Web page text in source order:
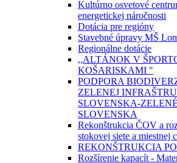
Kultúrno osvetové
energetickej náročnosti
Dotácia pre regióny
Stavebné úpravy MŠ
Regionálne dotácie
,,ALTÁNOK V
KOŠARISKAMI "
PODPORA
ZELENEJ
SLOVENSKA-
SLOVENSKA
Rekonštrukcia ČOV a
stokovej siete a miestnej
REKONŠTRUKCIA
Rozšírenie kapacít -